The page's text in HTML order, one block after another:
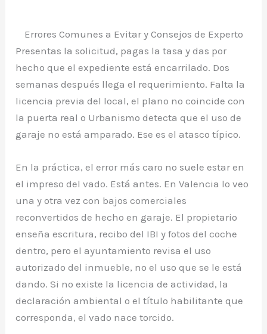
Errores Comunes a Evitar y Consejos de Experto
Presentas la solicitud, pagas la tasa y das por
hecho que el expediente está encarrilado. Dos
semanas después llega el requerimiento. Falta la
licencia previa del local, el plano no coincide con
la puerta real o Urbanismo detecta que el uso de
garaje no está amparado. Ese es el atasco típico.
En la práctica, el error más caro no suele estar en
el impreso del vado. Está antes. En Valencia lo veo
una y otra vez con bajos comerciales
reconvertidos de hecho en garaje. El propietario
enseña escritura, recibo del IBI y fotos del coche
dentro, pero el ayuntamiento revisa el uso
autorizado del inmueble, no el uso que se le está
dando. Si no existe la licencia de actividad, la
declaración ambiental o el título habilitante que
corresponda, el vado nace torcido.